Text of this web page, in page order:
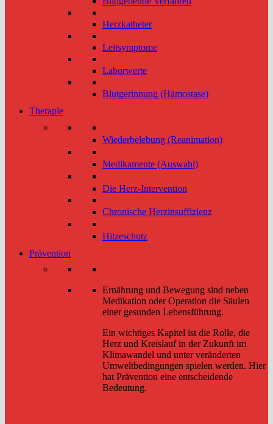
Herzkatheter
Leitsymptome
Laborwerte
Blutgerinnung (Hämostase)
Therapie
Wiederbelebung (Reanimation)
Medikamente (Auswahl)
Die Herz-Intervention
Chronische Herzinsuffizienz
Hitzeschutz
Prävention
Ernährung und Bewegung sind neben
Medikation oder Operation die Säulen
einer gesunden Lebensführung.
Ein wichtiges Kapitel ist die Rolle, die
Herz und Kreislauf in der Zukunft im
Klimawandel und unter veränderten
Umweltbedingungen spielen werden. Hier
hat Prävention eine entscheidende
Bedeutung.